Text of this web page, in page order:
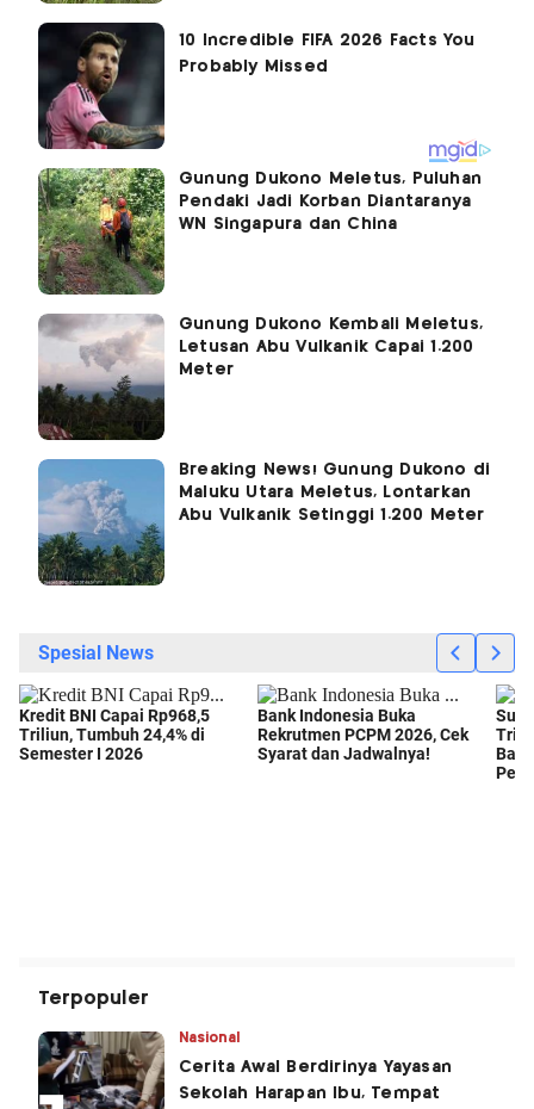
Gunung Dukono Meletus, Puluhan
Pendaki Jadi Korban Diantaranya
WN Singapura dan China
Gunung Dukono Kembali Meletus,
Letusan Abu Vulkanik Capai 1.200
Meter
Breaking News! Gunung Dukono di
Maluku Utara Meletus, Lontarkan
Abu Vulkanik Setinggi 1.200 Meter
Terpopuler
Nasional
Cerita Awal Berdirinya Yayasan
Sekolah Harapan Ibu, Tempat